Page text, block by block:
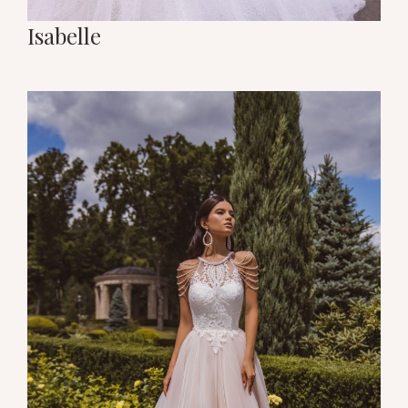
Isabelle